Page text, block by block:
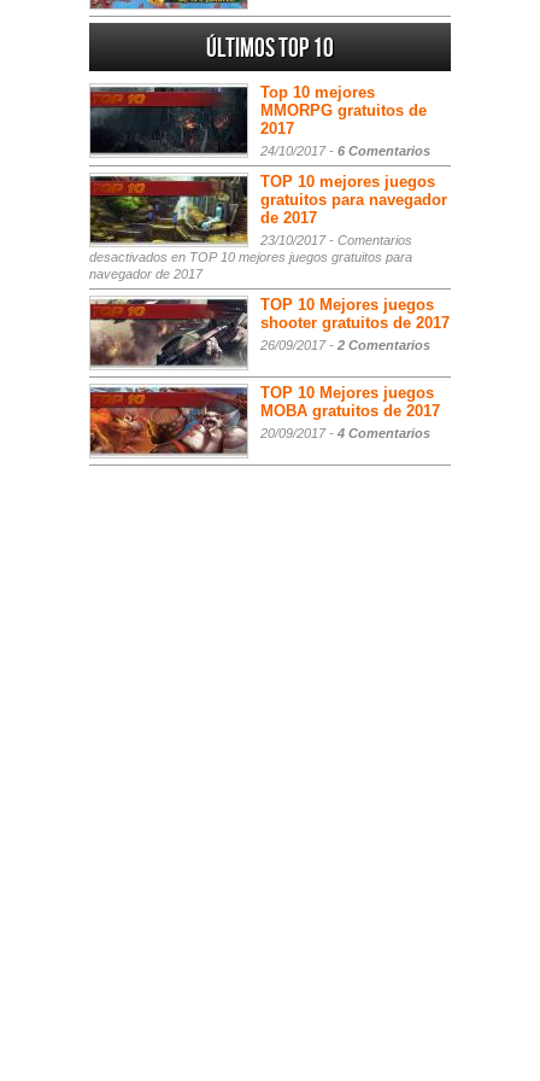
Últimos Top 10
Top 10 mejores
MMORPG gratuitos de
2017
24/10/2017 - 6 Comentarios
TOP 10 mejores juegos
gratuitos para navegador
de 2017
23/10/2017 - Comentarios
desactivados en TOP 10 mejores juegos gratuitos para
navegador de 2017
TOP 10 Mejores juegos
shooter gratuitos de 2017
26/09/2017 - 2 Comentarios
TOP 10 Mejores juegos
MOBA gratuitos de 2017
20/09/2017 - 4 Comentarios